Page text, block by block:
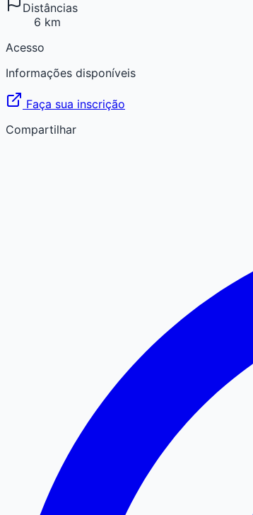
Distâncias
6 km
Acesso
Informações disponíveis
Faça sua inscrição
Compartilhar